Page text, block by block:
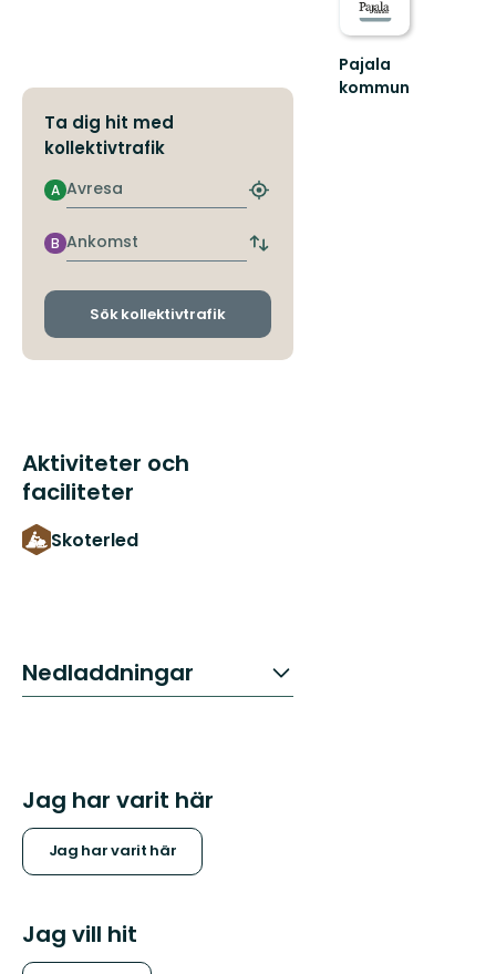
Ta dig hit med
kollektivtrafik
Avresa
A
Hitta
hållplats
Ankomst
B
Byt
och
Sök kollektivtrafik
Aktiviteter och
faciliteter
Skoterled
Nedladdningar
Jag har varit här
Jag har varit här
Jag vill hit
Pajala
kommun